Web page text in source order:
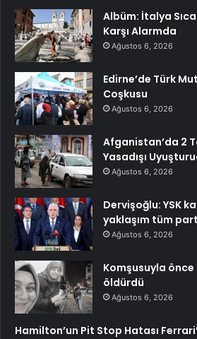
Albüm: İtalya
Karşı Alarmda
Ağustos 6, 2026
Edirne’de Türk
Coşkusu
Ağustos 6, 2026
Afganistan’da 2
Yasadışı
Ağustos 6, 2026
Dervişoğlu: YSK
yaklaşım tüm
Ağustos 6, 2026
Komşusuyla
öldürdü
Ağustos 6, 2026
Hamilton’un Pit Stop Hatası